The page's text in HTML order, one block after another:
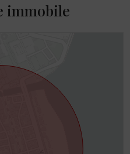
immobile